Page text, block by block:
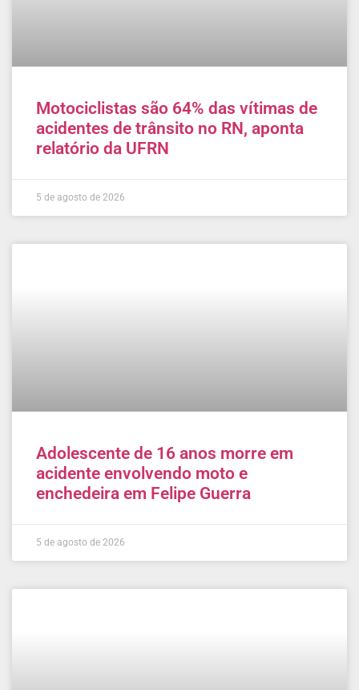
Motociclistas são 64% das vítimas de
acidentes de trânsito no RN, aponta
relatório da UFRN
5 de agosto de 2026
Adolescente de 16 anos morre em
acidente envolvendo moto e
enchedeira em Felipe Guerra
5 de agosto de 2026